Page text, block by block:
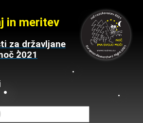
in meritev
za državljane
2021